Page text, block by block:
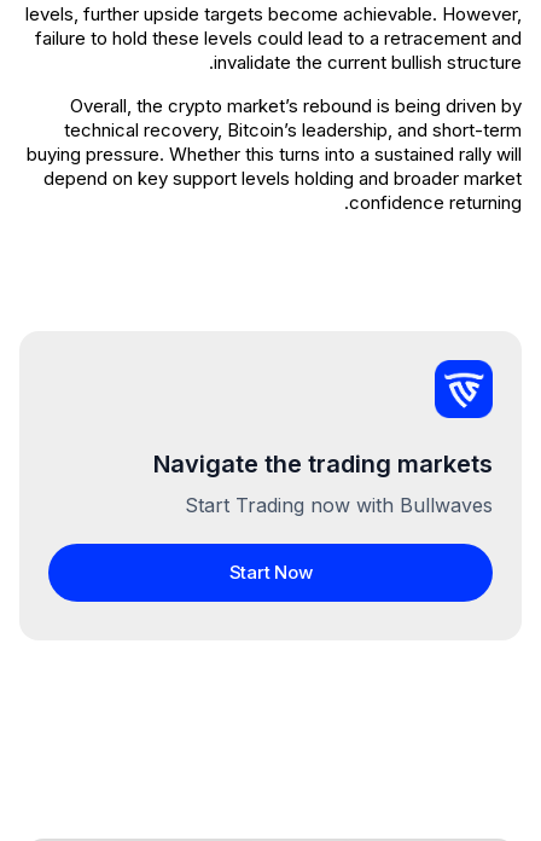
levels, further upside targets become achievable. However,
failure to hold these levels could lead to a retracement and
invalidate the current bullish structure.
Overall, the crypto market’s rebound is being driven by
technical recovery, Bitcoin’s leadership, and short-term
buying pressure. Whether this turns into a sustained rally will
depend on key support levels holding and broader market
confidence returning.
Navigate the trading markets
Start Trading now with Bullwaves
Start Now